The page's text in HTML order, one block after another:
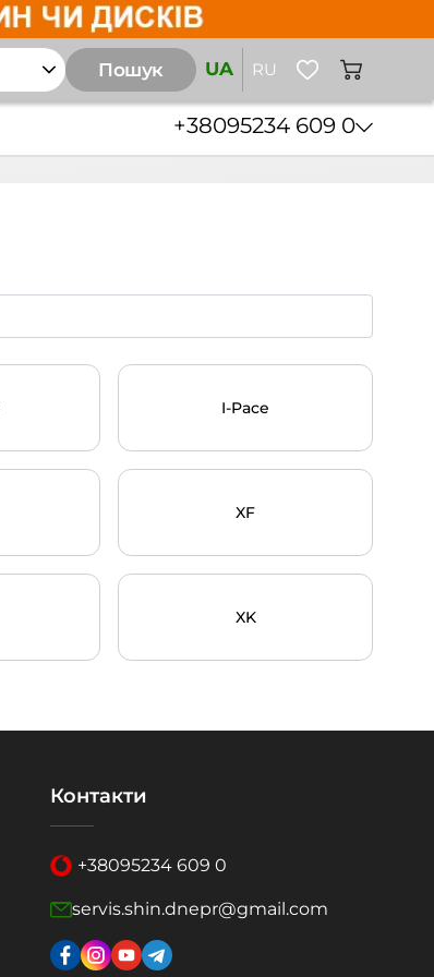
Пошук UA RU
+38095234 609 0
I-Pace
XF
XK
Контакти
+38095234 609 0
servis.shin.dnepr@gmail.com